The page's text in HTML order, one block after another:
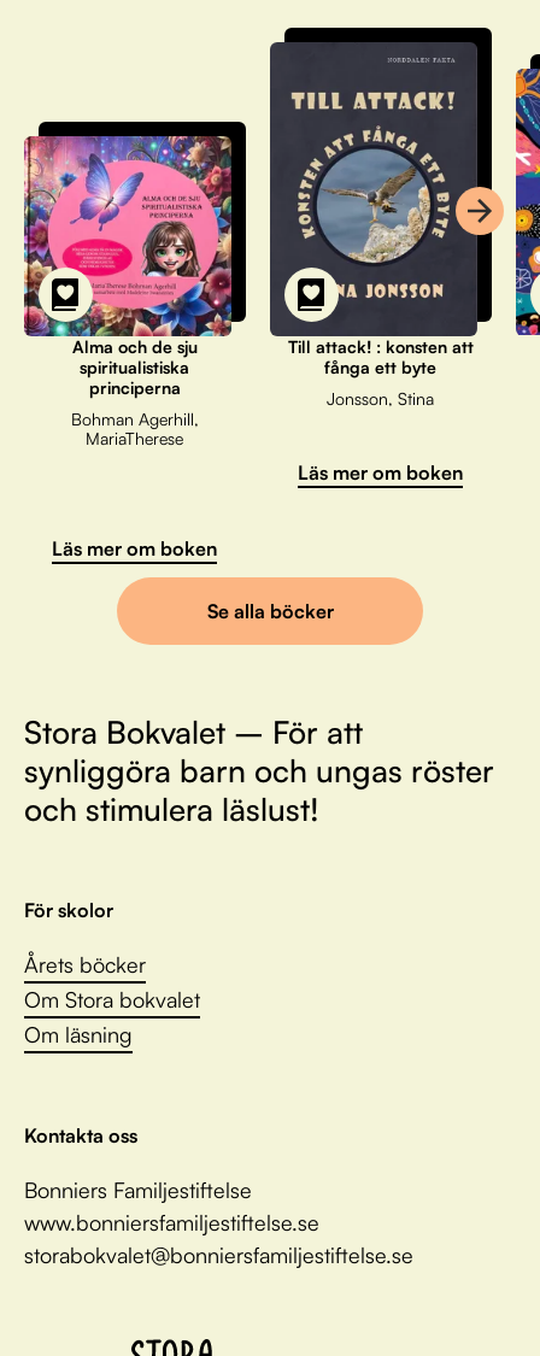
Alma och de sju
spiritualistiska
principerna
Bohman Agerhill,
MariaTherese
Läs mer om boken
Till attack! : konsten att
fånga ett byte
Jonsson, Stina
Läs mer om boken
Se alla böcker
Stora Bokvalet – För att
synliggöra barn och ungas röster
och stimulera läslust!
För skolor
Årets böcker
Om Stora bokvalet
Om läsning
Kontakta oss
Bonniers Familjestiftelse
www.bonniersfamiljestiftelse.se
storabokvalet@bonniersfamiljestiftelse.se